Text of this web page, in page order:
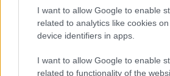
I want to allow Google to enable
related to analytics like cookies
device identifiers in apps.
I want to allow Google to enable
related to functionality of the
tradizioni, dall’altro si teme che
verso il nuovo possa
rinascere istanze di
momento appaiono